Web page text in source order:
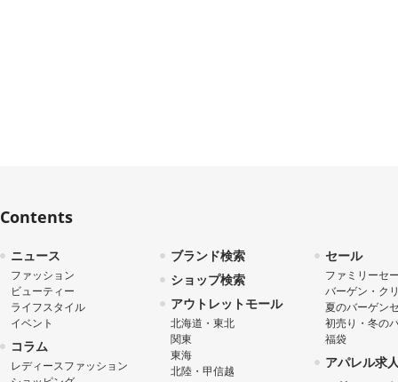
Contents
ニュース
ファッション
ビューティー
ライフスタイル
イベント
コラム
レディースファッション
ブランド検索
ショップ検索
アウトレットモール
北海道・東北
関東
東海
北陸・甲信越
セール
ファミリーセ
バーゲン・ク
夏のバーゲン
初売り・冬の
福袋
アパレル求